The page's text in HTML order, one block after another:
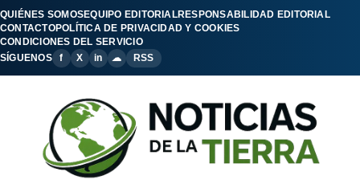
QUIÉNES SOMOSEQUIPO EDITORIALRESPONSABILIDAD EDITORIAL
CONTACTOPOLÍTICA DE PRIVACIDAD Y COOKIES
CONDICIONES DEL SERVICIO
SÍGUENOS
f X in ☁ RSS